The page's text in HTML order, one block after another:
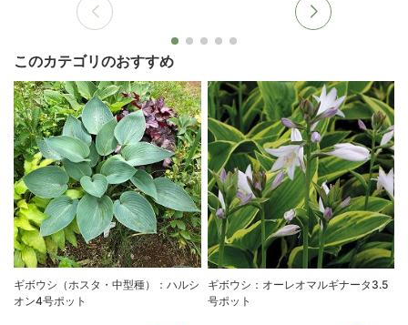
このカテゴリのおすすめ
ギボウシ（ホスタ・中型種）：ハルシ
オン4号ポット
ギボウシ：オーレオマルギナータ3.5
号ポット